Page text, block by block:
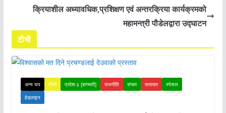
क्रियाशील अध्यावधिक,प्रशिक्षण एवं अन्तरक्रिया कार्यक्रमको
महामन्त्री पौडेलद्वारा उद्घाटन
टीभी
अन्य थप टीभी प्रदेश-३ [बागमती] राजनीति संचार समाचार
स्पेसल
हेडलाइन